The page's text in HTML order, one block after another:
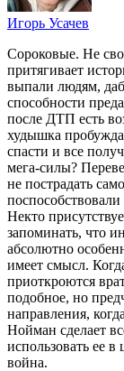
Игорь Усачев
Сороковые. Не
притягивает
выпали людям,
способности
после ДТП есть
худышка
спасти и все
мега-силы?
не пострадать
Некто
запоминать, что
абсолютно
имеет смысл.
приоткроются
подобное, но
направления,
Нойман сделает
использовать ее
война.